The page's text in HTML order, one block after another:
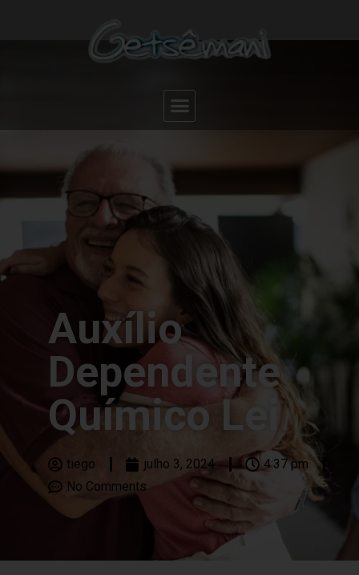
Auxílio
Dependente
Químico Lei
tiego julho 3, 2024
4:37 pm
No Comments